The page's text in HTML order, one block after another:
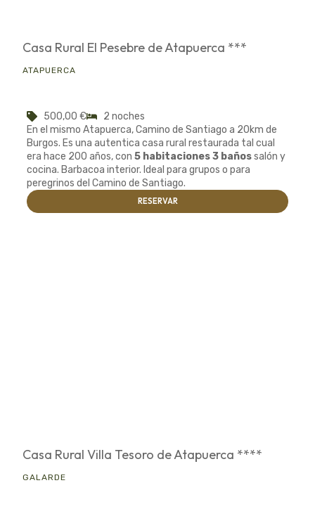
Casa Rural El Pesebre de Atapuerca ***
ATAPUERCA
500,00 €
2 noches
En el mismo Atapuerca, Camino de Santiago a 20km de
Burgos. Es una autentica casa rural restaurada tal cual
era hace 200 años, con 5 habitaciones 3 bañossalón y
cocina. Barbacoa interior. Ideal para grupos o para
peregrinos del Camino de Santiago.
RESERVAR
Casa Rural Villa Tesoro de Atapuerca ****
GALARDE